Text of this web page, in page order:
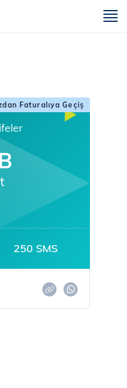
Faturalıya Geçiş
250 SMS